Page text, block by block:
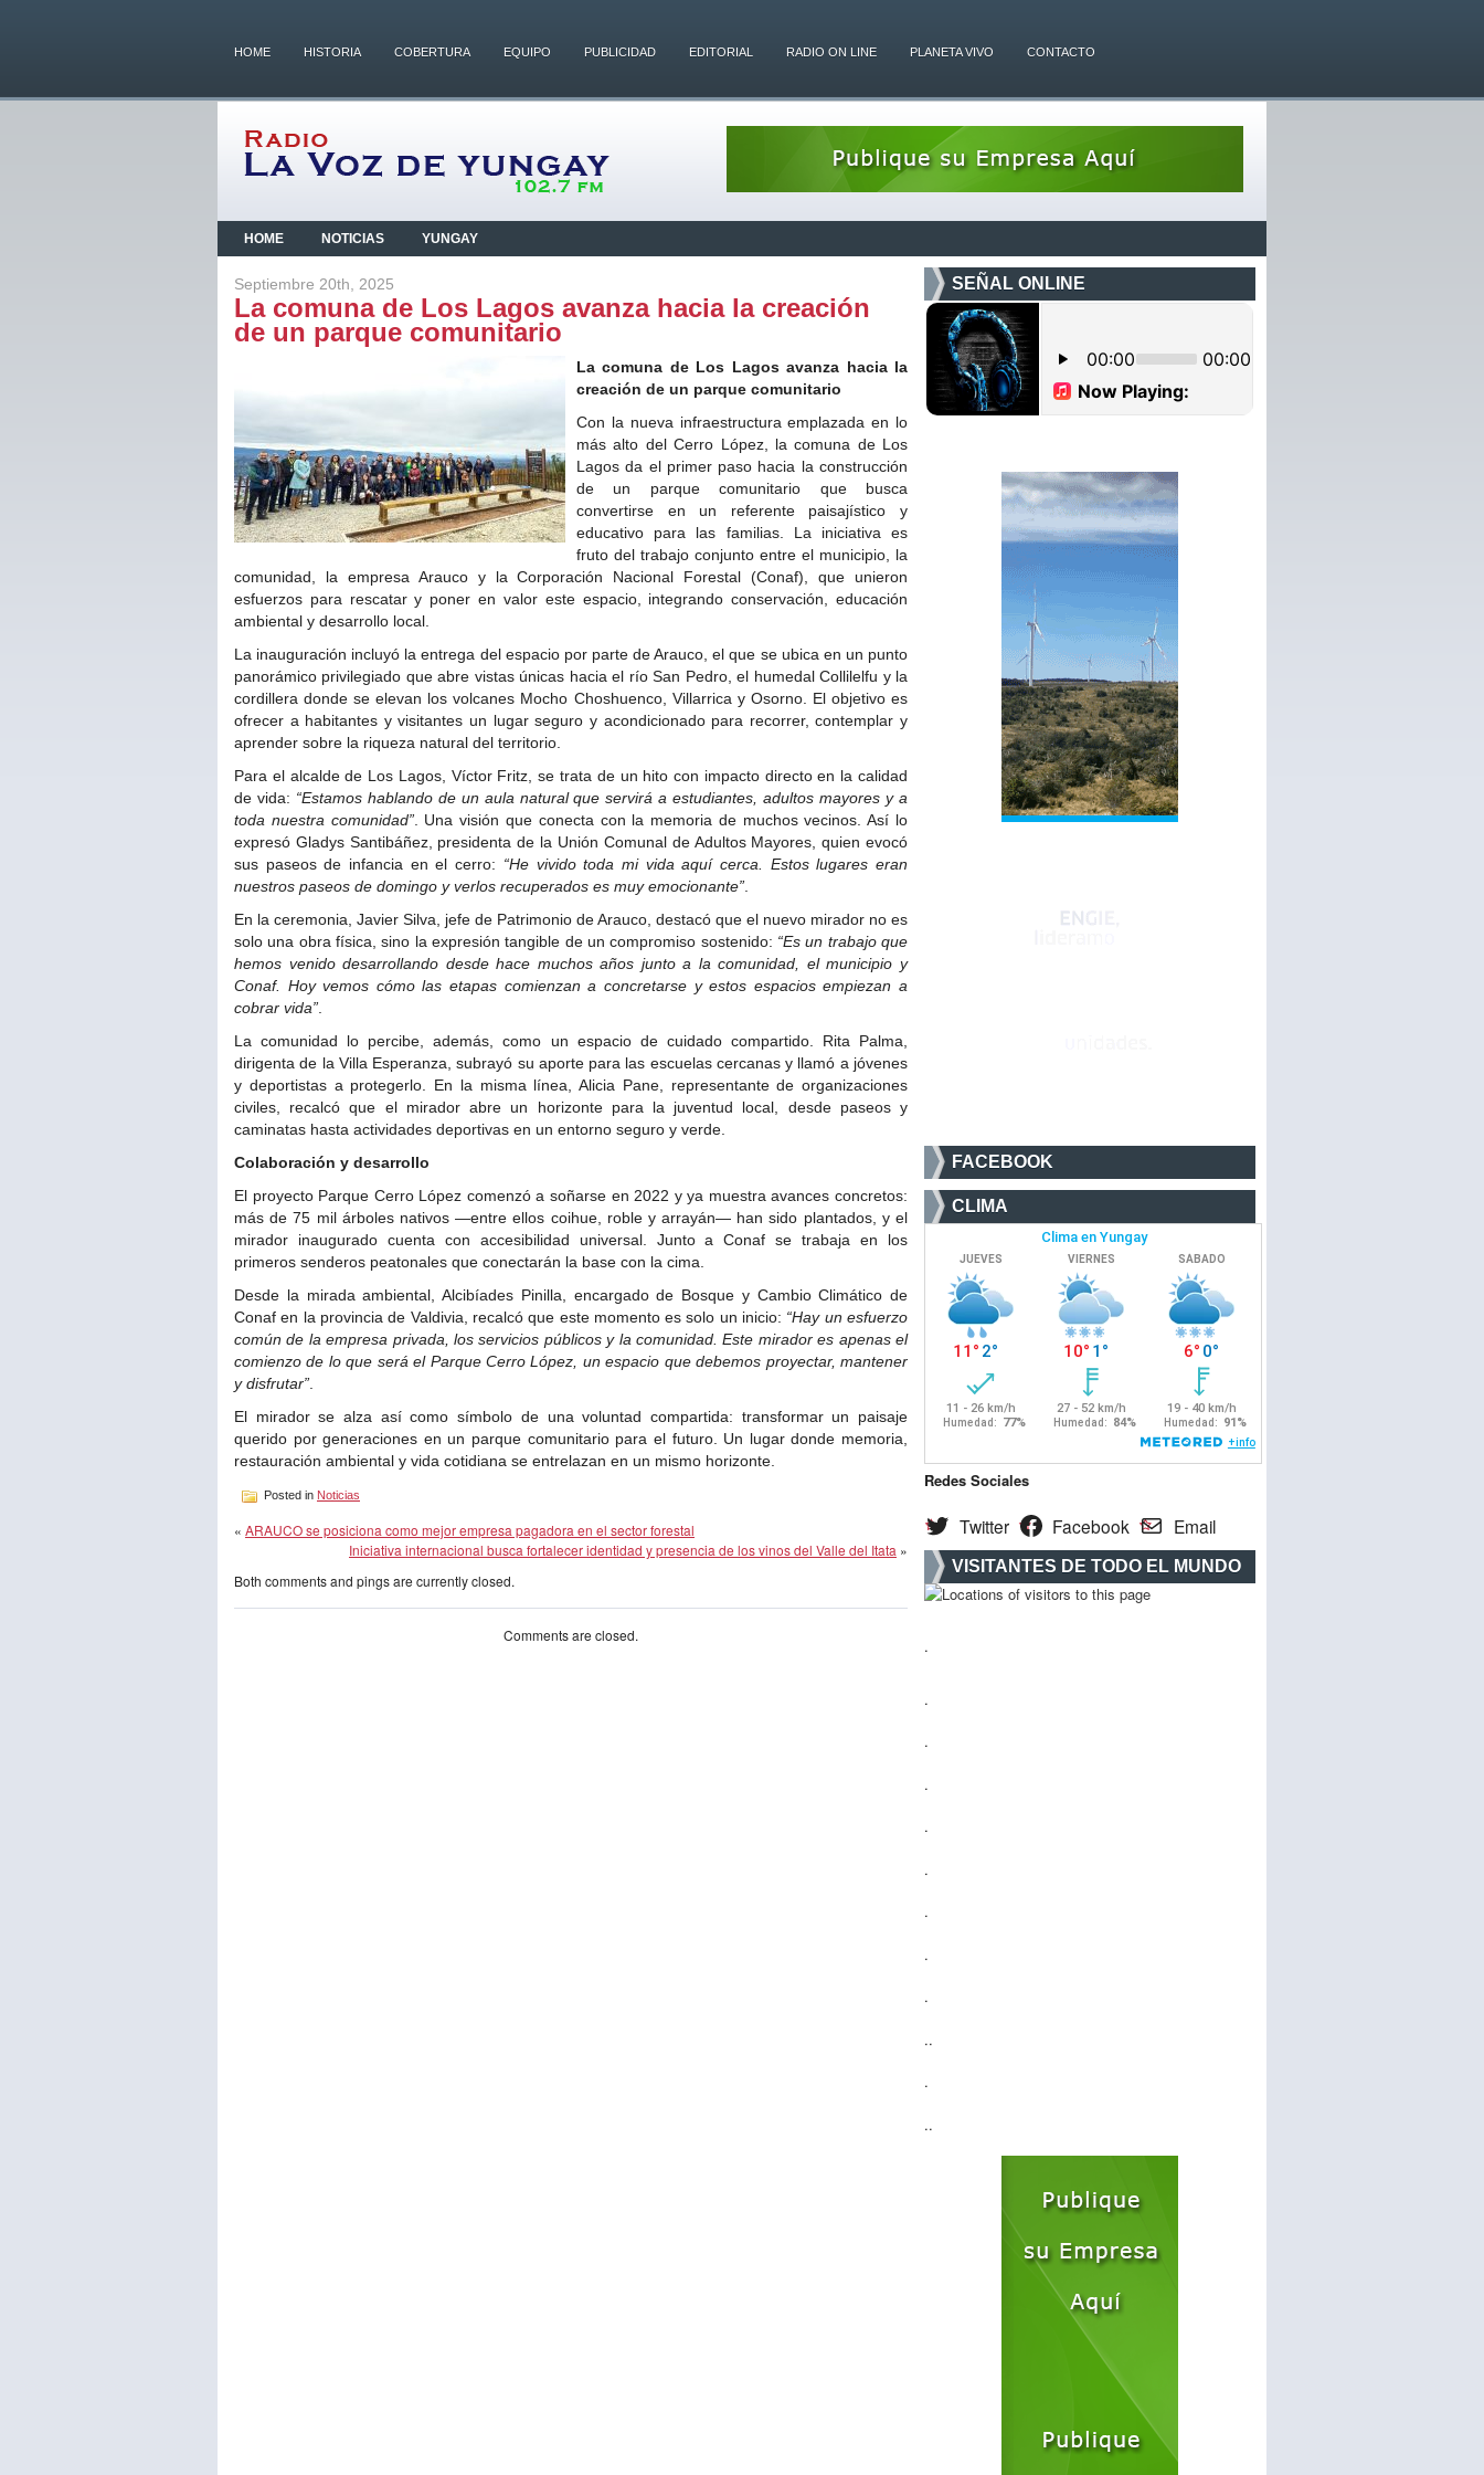
HOME HISTORIA COBERTURA EQUIPO PUBLICIDAD EDITORIAL RADIO ON LINE PLANETA VIVO CONTACTO
HOME NOTICIAS YUNGAY
Septiembre 20th, 2025
La comuna de Los Lagos avanza hacia la creación
de un parque comunitario
La comuna de Los Lagos avanza hacia la
creación de un parque comunitario
Con la nueva infraestructura emplazada en lo
más alto del Cerro López, la comuna de Los
Lagos da el primer paso hacia la construcción
de un parque comunitario que busca
convertirse en un referente paisajístico y
educativo para las familias. La iniciativa es
fruto del trabajo conjunto entre el municipio, la
comunidad, la empresa Arauco y la Corporación Nacional Forestal (Conaf), que unieron
esfuerzos para rescatar y poner en valor este espacio, integrando conservación, educación
ambiental y desarrollo local.
La inauguración incluyó la entrega del espacio por parte de Arauco, el que se ubica en un punto
panorámico privilegiado que abre vistas únicas hacia el río San Pedro, el humedal Collilelfu y la
cordillera donde se elevan los volcanes Mocho Choshuenco, Villarrica y Osorno. El objetivo es
ofrecer a habitantes y visitantes un lugar seguro y acondicionado para recorrer, contemplar y
aprender sobre la riqueza natural del territorio.
Para el alcalde de Los Lagos, Víctor Fritz, se trata de un hito con impacto directo en la calidad
de vida: “Estamos hablando de un aula natural que servirá a estudiantes, adultos mayores y a
toda nuestra comunidad”. Una visión que conecta con la memoria de muchos vecinos. Así lo
expresó Gladys Santibáñez, presidenta de la Unión Comunal de Adultos Mayores, quien evocó
sus paseos de infancia en el cerro: “He vivido toda mi vida aquí cerca. Estos lugares eran
nuestros paseos de domingo y verlos recuperados es muy emocionante”
En la ceremonia, Javier Silva, jefe de Patrimonio de Arauco, destacó que el nuevo mirador no es
solo una obra física, sino la expresión tangible de un compromiso sostenido: “Es un trabajo que
hemos venido desarrollando desde hace muchos años junto a la comunidad, el municipio y
Conaf. Hoy vemos cómo las etapas comienzan a concretarse y estos espacios empiezan a
cobrar vida”
La comunidad lo percibe, además, como un espacio de cuidado compartido. Rita Palma,
dirigenta de la Villa Esperanza, subrayó su aporte para las escuelas cercanas y llamó a jóvenes
y deportistas a protegerlo. En la misma línea, Alicia Pane, representante de organizaciones
civiles, recalcó que el mirador abre un horizonte para la juventud local, desde paseos y
caminatas hasta actividades deportivas en un entorno seguro y verde.
Colaboración y desarrollo
El proyecto Parque Cerro López comenzó a soñarse en 2022 y ya muestra avances concretos:
más de 75 mil árboles nativos —entre ellos coihue, roble y arrayán— han sido plantados, y el
mirador inaugurado cuenta con accesibilidad universal. Junto a Conaf se trabaja en los
primeros senderos peatonales que conectarán la base con la cima.
Desde la mirada ambiental, Alcibíades Pinilla, encargado de Bosque y Cambio Climático de
Conaf en la provincia de Valdivia, recalcó que este momento es solo un inicio: “Hay un esfuerzo
común de la empresa privada, los servicios públicos y la comunidad. Este mirador es apenas el
comienzo de lo que será el Parque Cerro López, un espacio que debemos proyectar, mantener
y disfrutar”
El mirador se alza así como símbolo de una voluntad compartida: transformar un paisaje
querido por generaciones en un parque comunitario para el futuro. Un lugar donde memoria,
restauración ambiental y vida cotidiana se entrelazan en un mismo horizonte.
Posted in Noticias
« ARAUCO se posiciona como mejor empresa pagadora en el sector forestal
Iniciativa internacional busca fortalecer identidad y presencia de los vinos del Valle del Itata »
Both comments and pings are currently closed.
Comments are closed.
SEÑAL ONLINE
FACEBOOK
CLIMA
Redes Sociales
Twitter Facebook Email
VISITANTES DE TODO EL MUNDO
.
.
.
.
.
.
.
.
.
..
.
..